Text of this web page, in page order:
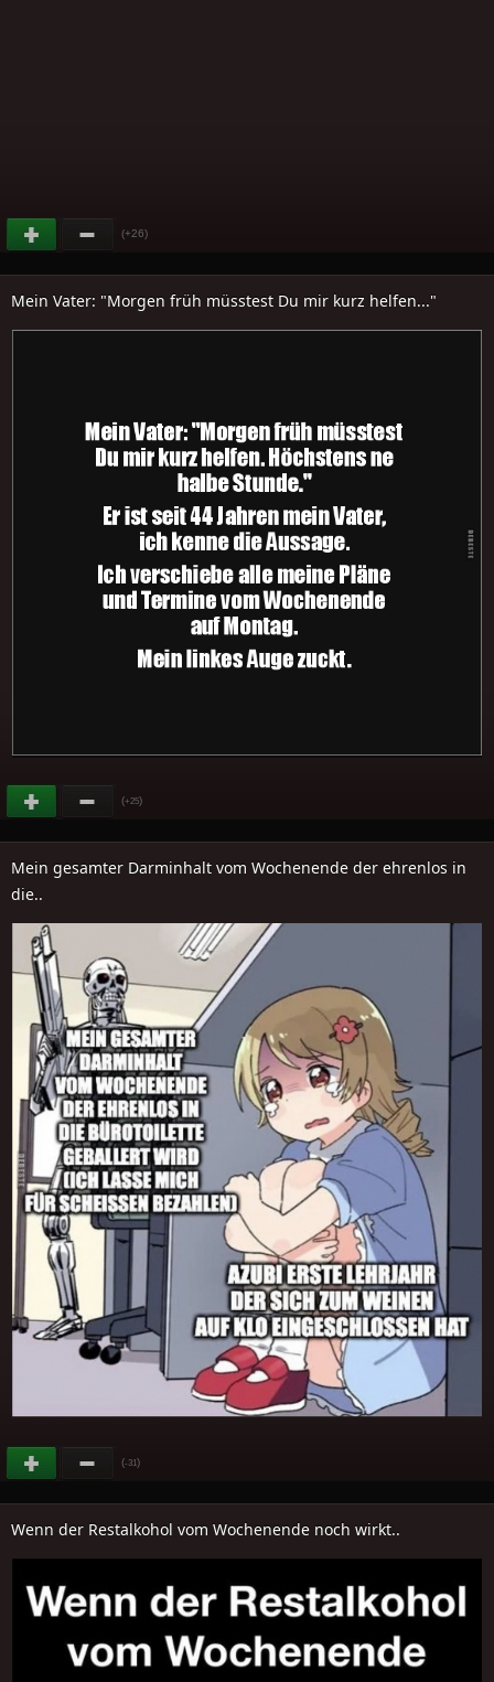
(+26)
Mein Vater: "Morgen früh müsstest Du mir kurz helfen..."
(+25)
Mein gesamter Darminhalt vom Wochenende der ehrenlos in
die..
(-31)
Wenn der Restalkohol vom Wochenende noch wirkt..